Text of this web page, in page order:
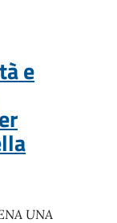
e
UNA